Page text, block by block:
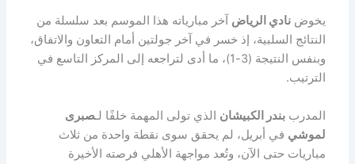
يخوضنادي الرياض آخر مبارياته هذا الموسم بعد سلسلة من
النتائج السلبية، إذ خسر في آخر جولتين أمام التعاون والاتفاق،
وبنفس النتيجة (3-1)، ما أدى لتراجعه إلى المركز التاسع في
الترتيب.
المدرببندر الكبيشان الذي تولى المهمة خلفًا لـصبرى
لموشي في أبريل، لم يحقق سوى نقطة واحدة من ثلاث
مباريات حتى الآن، وتُعد مواجهة الأهلي فرصته الأخيرة